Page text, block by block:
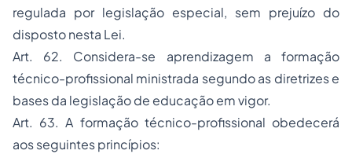
regulada por legislação especial, sem prejuízo do
disposto nesta Lei.
Art. 62. Considera-se aprendizagem a formação
técnico-profissional ministrada segundo as diretrizes e
bases da legislação de educação em vigor.
Art. 63. A formação técnico-profissional obedecerá
aos seguintes princípios: